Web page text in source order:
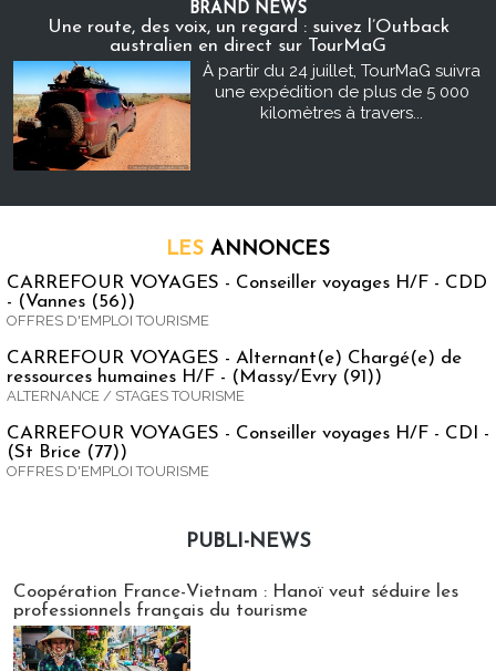
BRAND NEWS
Une route, des voix, un regard : suivez l’Outback
australien en direct sur TourMaG
À partir du 24 juillet, TourMaG suivra
une expédition de plus de 5 000
kilomètres à travers...
LES ANNONCES
CARREFOUR VOYAGES - Conseiller voyages H/F - CDD
- (Vannes (56))
OFFRES D'EMPLOI TOURISME
CARREFOUR VOYAGES - Alternant(e) Chargé(e) de
ressources humaines H/F - (Massy/Evry (91))
ALTERNANCE / STAGES TOURISME
CARREFOUR VOYAGES - Conseiller voyages H/F - CDI -
(St Brice (77))
OFFRES D'EMPLOI TOURISME
PUBLI-NEWS
Coopération France-Vietnam : Hanoï veut séduire les
professionnels français du tourisme